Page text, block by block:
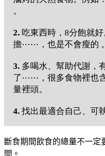
。
2. 吃東西時，8分飽就
擔⋯⋯，也是不會瘦的 。
3. 多喝水、幫助代謝，
了⋯⋯，很多食物裡也
量裡頭。
4. 找出最適合自己、可
斷食期間飲食的總量不一定
間。